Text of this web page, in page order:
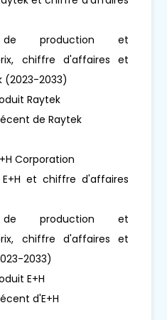
production et
chiffre d'affaires et
(2023-2033)
Raytek
de Raytek
Corporation
et chiffre d'affaires
production et
chiffre d'affaires et
2033)
E+H
d'E+H